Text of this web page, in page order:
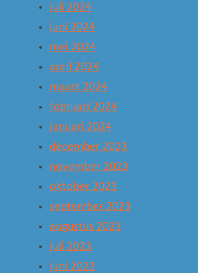
juli 2024
juni 2024
mei 2024
april 2024
maart 2024
februari 2024
januari 2024
december 2023
november 2023
oktober 2023
september 2023
augustus 2023
juli 2023
juni 2023